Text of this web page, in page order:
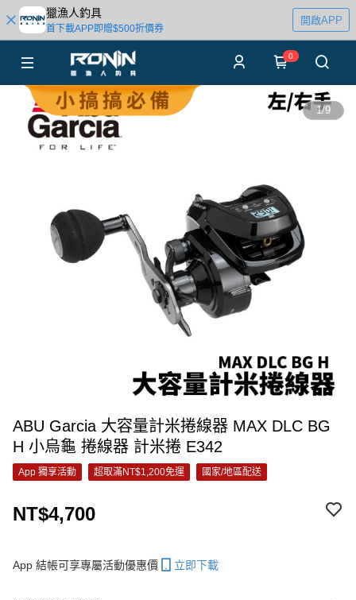
獵漁人釣具
首下載APP即贈$500折價券
開啟APP
0
1/9
ABU Garcia 大容量計米捲線器 MAX DLC BG
H 小烏龜 捲線器 計米捲 E342
App 獨享活動 超取滿NT$1,200免運 國家/地區配送
NT$4,700
App 結帳可享專屬活動優惠價 立即下載